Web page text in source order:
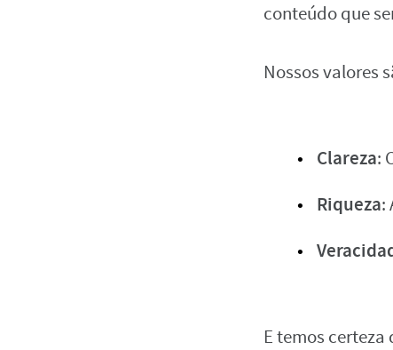
conteúdo que
Nossos valores
Clareza:
Riqueza:
E temos certeza